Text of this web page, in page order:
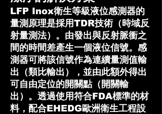
LFP Inox衛生等級液位感測器的
量測原理是採用TDR技術（時域反
射量測法）。由發出與反射脈衝之
間的時間差產生一個液位信號。感
測器可將該信號作為連續量測值輸
出（類比輸出），並由此額外得出
可自由定位的開關點（開關輸
出）。透過使用符合FDA標準的材
料，配合EHEDG歐洲衛生工程設